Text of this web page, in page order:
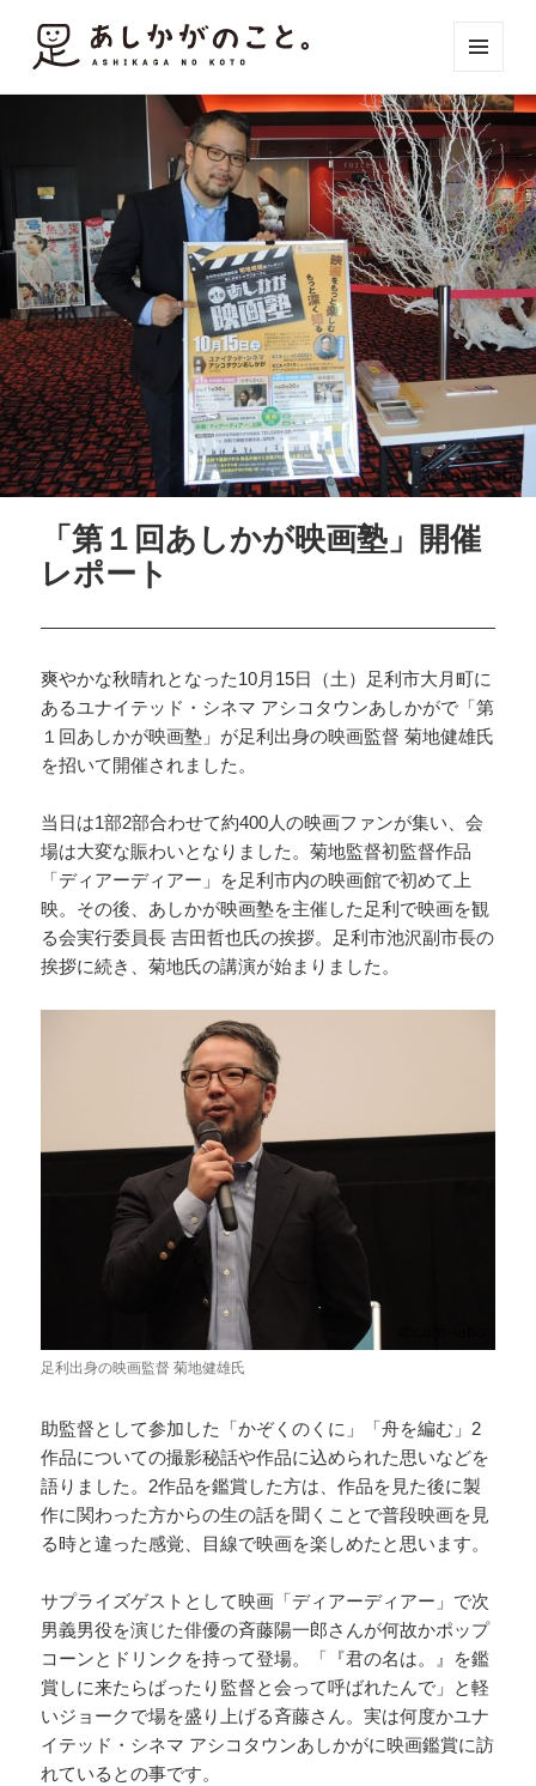
ーとウ
ィジェ
ット
「第１回あしかが映画塾」開催
レポート
爽やかな秋晴れとなった10月15日（土）足利市大月町に
あるユナイテッド・シネマ アシコタウンあしかがで「第
１回あしかが映画塾」が足利出身の映画監督 菊地健雄氏
を招いて開催されました。
当日は1部2部合わせて約400人の映画ファンが集い、会
場は大変な賑わいとなりました。菊地監督初監督作品
「ディアーディアー」を足利市内の映画館で初めて上
映。その後、あしかが映画塾を主催した足利で映画を観
る会実行委員長 吉田哲也氏の挨拶。足利市池沢副市長の
挨拶に続き、菊地氏の講演が始まりました。
足利出身の映画監督 菊地健雄氏
助監督として参加した「かぞくのくに」「舟を編む」2
作品についての撮影秘話や作品に込められた思いなどを
語りました。2作品を鑑賞した方は、作品を見た後に製
作に関わった方からの生の話を聞くことで普段映画を見
る時と違った感覚、目線で映画を楽しめたと思います。
サプライズゲストとして映画「ディアーディアー」で次
男義男役を演じた俳優の斉藤陽一郎さんが何故かポップ
コーンとドリンクを持って登場。「『君の名は。』を鑑
賞しに来たらばったり監督と会って呼ばれたんで」と軽
いジョークで場を盛り上げる斉藤さん。実は何度かユナ
イテッド・シネマ アシコタウンあしかがに映画鑑賞に訪
れているとの事です。